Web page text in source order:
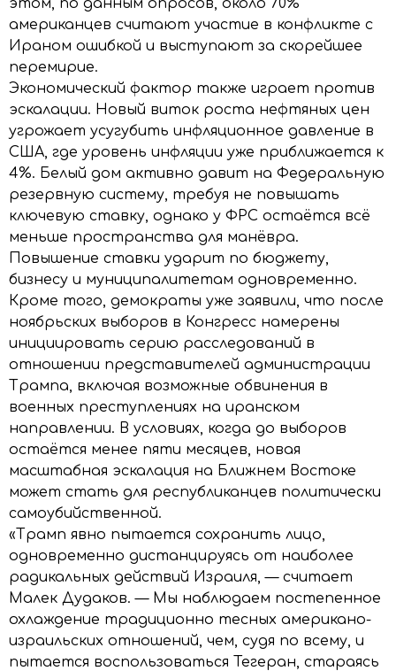
этом, по данным опросов, около 70%
американцев считают участие в конфликте с
Ираном ошибкой и выступают за скорейшее
перемирие.
Экономический фактор также играет против
эскалации. Новый виток роста нефтяных цен
угрожает усугубить инфляционное давление в
США, где уровень инфляции уже приближается к
4%. Белый дом активно давит на Федеральную
резервную систему, требуя не повышать
ключевую ставку, однако у ФРС остаётся всё
меньше пространства для манёвра.
Повышение ставки ударит по бюджету,
бизнесу и муниципалитетам одновременно.
Кроме того, демократы уже заявили, что после
ноябрьских выборов в Конгресс намерены
инициировать серию расследований в
отношении представителей администрации
Трампа, включая возможные обвинения в
военных преступлениях на иранском
направлении. В условиях, когда до выборов
остаётся менее пяти месяцев, новая
масштабная эскалация на Ближнем Востоке
может стать для республиканцев политически
самоубийственной.
«Трамп явно пытается сохранить лицо,
одновременно дистанцируясь от наиболее
радикальных действий Израиля, — считает
Малек Дудаков. — Мы наблюдаем постепенное
охлаждение традиционно тесных американо-
израильских отношений, чем, судя по всему, и
пытается воспользоваться Тегеран, стараясь